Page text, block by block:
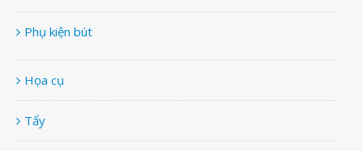
Phụ kiện bút
Họa cụ
Tẩy